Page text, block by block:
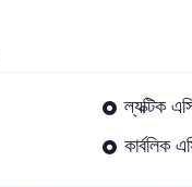
ল্যক্টিক
কার্বলিক